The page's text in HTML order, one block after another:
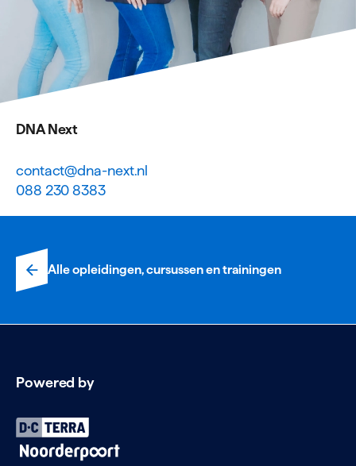
DNA Next
contact@dna-next.nl
088 230 8383
Alle opleidingen, cursussen en trainingen
Powered by